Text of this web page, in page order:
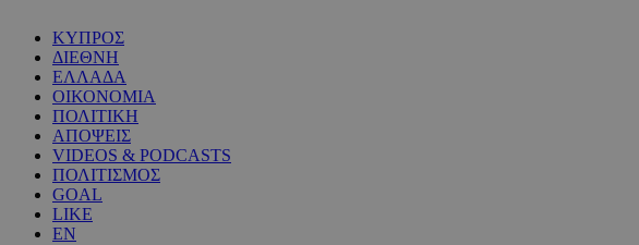
ΚΥΠΡΟΣ
ΔΙΕΘΝΗ
ΕΛΛΑΔΑ
ΟΙΚΟΝΟΜΙΑ
ΠΟΛΙΤΙΚΗ
ΑΠΟΨΕΙΣ
VIDEOS & PODCASTS
ΠΟΛΙΤΙΣΜΟΣ
GOAL
LIKE
EN